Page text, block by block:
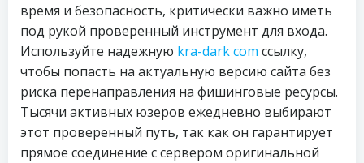
время и безопасность, критически важно иметь
под рукой проверенный инструмент для входа.
Используйте надежную kra-dark com ссылку,
чтобы попасть на актуальную версию сайта без
риска перенаправления на фишинговые ресурсы.
Тысячи активных юзеров ежедневно выбирают
этот проверенный путь, так как он гарантирует
прямое соединение с сервером оригинальной